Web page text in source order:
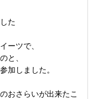
た
ーツで、
と、
加しました。
おさらいが出来たこ